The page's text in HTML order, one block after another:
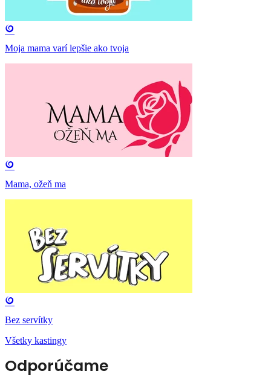
Moja mama varí lepšie ako tvoja
Mama, ožeň ma
Bez servítky
Všetky kastingy
Odporúčame